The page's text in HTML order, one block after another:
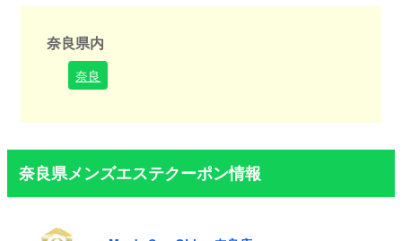
奈良県内
奈良
奈良県メンズエステクーポン情報